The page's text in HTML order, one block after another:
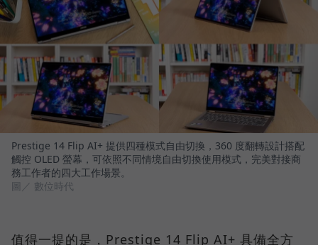
Prestige 14 Flip AI+ 提供四種模式自由切換，360 度翻轉設計搭配
觸控 OLED 螢幕，可依照不同情境自由切換使用模式，完美對接商
務工作者的四大工作場景。
圖／ 數位時代
值得一提的是，Prestige 14 Flip AI+ 具備全方